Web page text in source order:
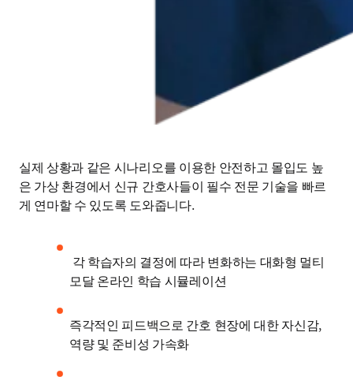
실제 상황과 같은 시나리오를 이용한 안전하고 몰입도 높
은 가상 환경에서 신규 간호사들이 필수 전문 기술을 빠르
게 연마할 수 있도록 도와줍니다.
모달 온라인 학습 시뮬레이션
즉각적인 피드백으로 간호 현장에 대한 자신감,
역량 및 준비성 가속화